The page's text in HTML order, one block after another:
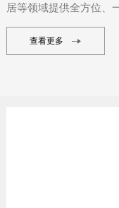
居等领域提供全方位、
查看更多